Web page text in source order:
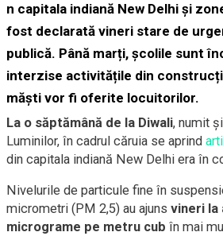
n capitala indiană New Delhi şi
fost declarată vineri stare de
publică. Până marți, școlile sunt
interzise activitățile din
măști vor fi oferite locuitorilor.
La o săptămână de la Diwali, numit
Luminilor, în cadrul căruia se aprind
din capitala indiană New Delhi era în
Nivelurile de particule fine în
micrometri (PM 2,5) au ajuns vineri la
micrograme pe metru cub în mai